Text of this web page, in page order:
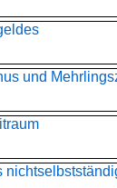
und